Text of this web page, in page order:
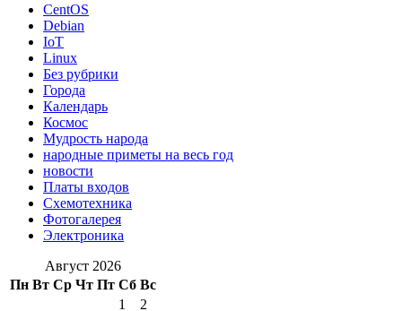
CentOS
Debian
IoT
Linux
Без рубрики
Города
Календарь
Космос
Мудрость народа
народные приметы на весь год
новости
Платы входов
Схемотехника
Фотогалерея
Электроника
Август 2026
Пн Вт Ср Чт Пт Сб Вс
1
2